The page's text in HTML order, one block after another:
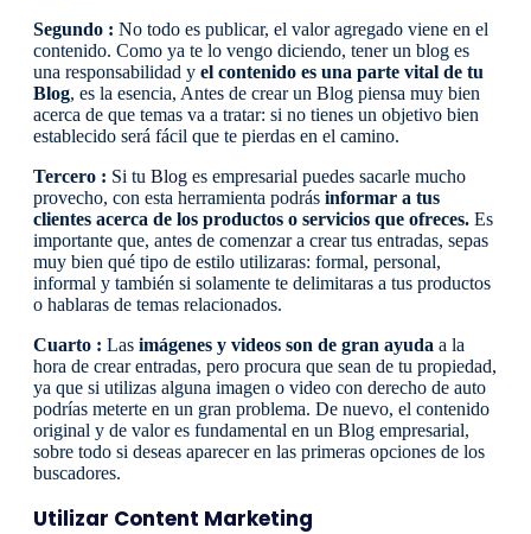
Segundo : No todo es publicar, el valor agregado viene en el
contenido. Como ya te lo vengo diciendo, tener un blog es
una responsabilidad y el contenido es una parte vital de tu
Blog, es la esencia, Antes de crear un Blog piensa muy bien
acerca de que temas va a tratar: si no tienes un objetivo bien
establecido será fácil que te pierdas en el camino.
Tercero : Si tu Blog es empresarial puedes sacarle mucho
provecho, con esta herramienta podrás informar a tus
clientes acerca de los productos o servicios que ofreces. Es
importante que, antes de comenzar a crear tus entradas, sepas
muy bien qué tipo de estilo utilizaras: formal, personal,
informal y también si solamente te delimitaras a tus productos
o hablaras de temas relacionados.
Cuarto : Las imágenes y videos son de gran ayuda a la
hora de crear entradas, pero procura que sean de tu propiedad,
ya que si utilizas alguna imagen o video con derecho de auto
podrías meterte en un gran problema. De nuevo, el contenido
original y de valor es fundamental en un Blog empresarial,
sobre todo si deseas aparecer en las primeras opciones de los
buscadores.
Utilizar Content Marketing